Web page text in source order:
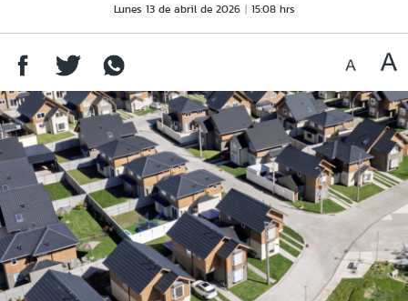
Lunes 13 de abril de 2026 15:08 hrs